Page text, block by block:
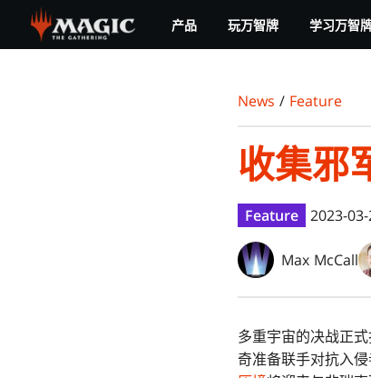
main
产品 玩万智牌 学习万智
News / Feature
收集邪
Feature 2023-
Max McCall
多重宇宙的决战正
奇准备联手对抗入